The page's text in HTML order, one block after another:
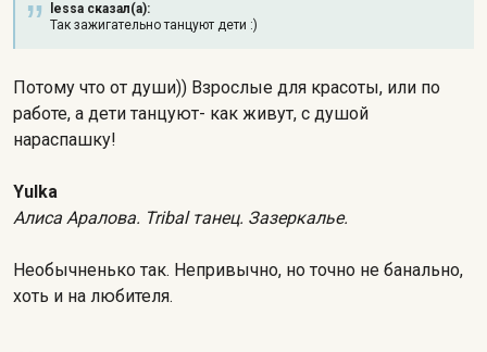
lessa сказал(а):
Так зажигательно танцуют дети :)
Потому что от души)) Взрослые для красоты, или по
работе, а дети танцуют- как живут, с душой
нараспашку!
Yulka
Алиса Аралова. Tribal танец. Зазеркалье.
Необычненько так. Непривычно, но точно не банально,
хоть и на любителя.